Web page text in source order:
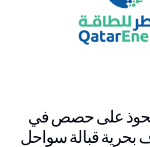
على حصص في
قبالة سواحل